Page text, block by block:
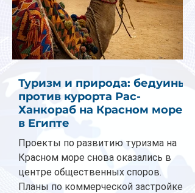
Туризм и природа: бедуины
против курорта Рас-
Ханкораб на Красном море
в Египте
Проекты по развитию туризма на
Красном море снова оказались в
центре общественных споров.
Планы по коммерческой застройке